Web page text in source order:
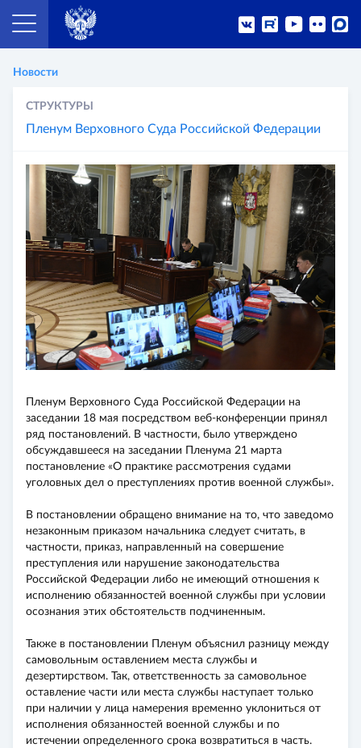
Новости
Пленум Верховного Суда Российской Федерации на
заседании 18 мая посредством веб-конференции принял
ряд постановлений. В частности, было утверждено
обсуждавшееся на заседании Пленума 21 марта
постановление «О практике рассмотрения судами
уголовных дел о преступлениях против военной службы».
В постановлении обращено внимание на то, что заведомо
незаконным приказом начальника следует считать, в
частности, приказ, направленный на совершение
преступления или нарушение законодательства
Российской Федерации либо не имеющий отношения к
исполнению обязанностей военной службы при условии
осознания этих обстоятельств подчиненным.
Также в постановлении Пленум объяснил разницу между
самовольным оставлением места службы и
дезертирством. Так, ответственность за самовольное
оставление части или места службы наступает только
при наличии у лица намерения временно уклониться от
исполнения обязанностей военной службы и по
истечении определенного срока возвратиться в часть.
СТРУКТУРЫ
Пленум Верховного Суда Российской Федерации